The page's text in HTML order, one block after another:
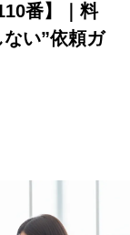
番】｜料
い”依頼ガ